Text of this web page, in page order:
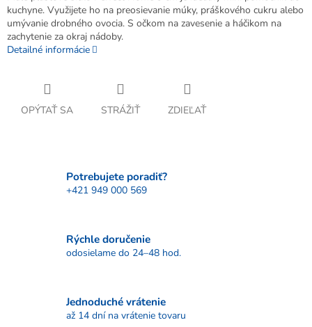
kuchyne. Využijete ho na preosievanie múky, práškového cukru alebo
umývanie drobného ovocia. S očkom na zavesenie a háčikom na
zachytenie za okraj nádoby.
Detailné informácie
OPÝTAŤ SA STRÁŽIŤ ZDIEĽAŤ
Potrebujete poradiť?
+421 949 000 569
Rýchle doručenie
odosielame do 24–48 hod.
Jednoduché vrátenie
až 14 dní na vrátenie tovaru